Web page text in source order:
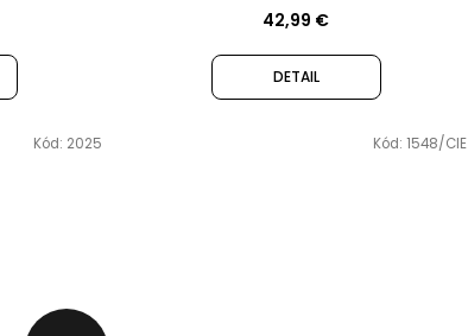
42,99 €
DETAIL
Kód: 2025 Kód: 1548/CIE